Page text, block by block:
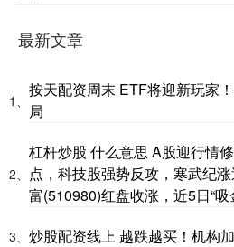
最新文章
1、
按天配资周末 ETF将迎新玩家
局
2、
杠杆炒股 什么意思 A股迎行情
点，科技股强势反攻，寒武纪
富(510980)红盘收涨，近5日“吸
3、 炒股配资线上 越跌越买！机构